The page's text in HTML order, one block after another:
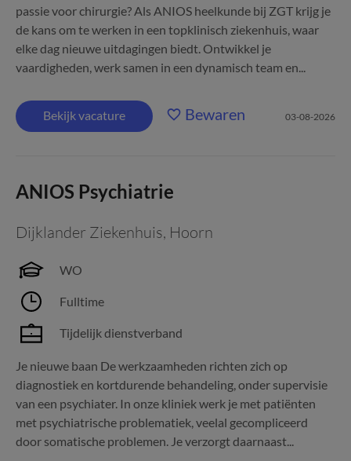
passie voor chirurgie? Als ANIOS heelkunde bij ZGT krijg je
de kans om te werken in een topklinisch ziekenhuis, waar
elke dag nieuwe uitdagingen biedt. Ontwikkel je
vaardigheden, werk samen in een dynamisch team en...
Bekijk vacature Bewaren 03-08-2026
ANIOS Psychiatrie
Dijklander Ziekenhuis, Hoorn
WO
Fulltime
Tijdelijk dienstverband
Je nieuwe baan De werkzaamheden richten zich op
diagnostiek en kortdurende behandeling, onder supervisie
van een psychiater. In onze kliniek werk je met patiënten
met psychiatrische problematiek, veelal gecompliceerd
door somatische problemen. Je verzorgt daarnaast...